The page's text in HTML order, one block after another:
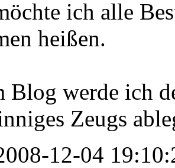
ich alle
heißen.
Blog werde ich
Zeugs
12-04